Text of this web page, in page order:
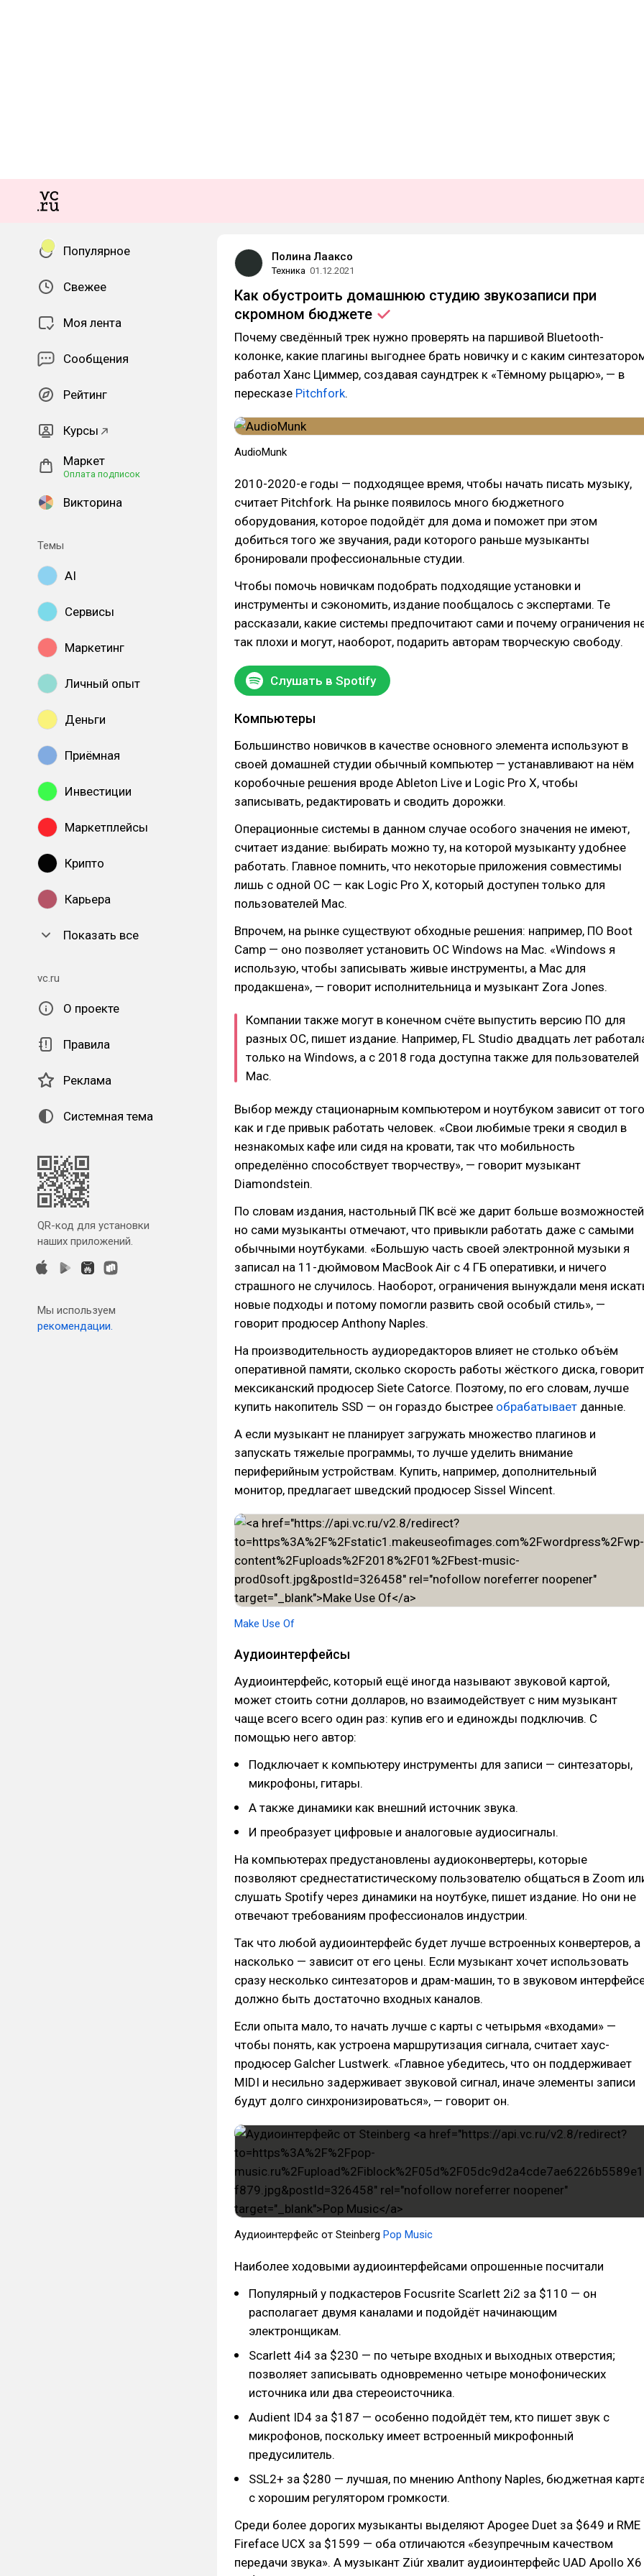
Популярное
Свежее
Моя лента
Сообщения
Рейтинг
Курсы
Маркет
Оплата подписок
Викторина
Темы
AI
Сервисы
Маркетинг
Личный опыт
Деньги
Приёмная
Инвестиции
Маркетплейсы
Крипто
Карьера
Показать все
vc.ru
О проекте
Правила
Реклама
Системная тема
QR-код для установки
наших приложений.
Мы используем
рекомендации.
Полина Лааксо
Техника 01.12.2021
Как обустроить домашнюю студию звукозаписи при
скромном бюджете
Почему сведённый трек нужно проверять на паршивой Bluetooth-
колонке, какие плагины выгоднее брать новичку и с каким
работал Ханс Циммер, создавая саундтрек к «Тёмному рыцарю», — в
пересказе Pitchfork.
AudioMunk
2010-2020-е годы — подходящее время, чтобы начать писать музыку,
считает Pitchfork. На рынке появилось много бюджетного
оборудования, которое подойдёт для дома и поможет при этом
добиться того же звучания, ради которого раньше музыканты
бронировали профессиональные студии.
Чтобы помочь новичкам подобрать подходящие установки и
инструменты и сэкономить, издание пообщалось с экспертами. Те
рассказали, какие системы предпочитают сами и почему ограничения
так плохи и могут, наоборот, подарить авторам творческую свободу.
Слушать в Spotify
Компьютеры
Большинство новичков в качестве основного элемента используют в
своей домашней студии обычный компьютер — устанавливают на нём
коробочные решения вроде Ableton Live и Logic Pro X, чтобы
записывать, редактировать и сводить дорожки.
Операционные системы в данном случае особого значения не имеют,
считает издание: выбирать можно ту, на которой музыканту удобнее
работать. Главное помнить, что некоторые приложения совместимы
лишь с одной ОС — как Logic Pro X, который доступен только для
пользователей Mac.
Впрочем, на рынке существуют обходные решения: например, ПО Boot
Camp — оно позволяет установить ОС Windows на Mac. «Windows я
использую, чтобы записывать живые инструменты, а Mac для
продакшена», — говорит исполнительница и музыкант Zora Jones.
Компании также могут в конечном счёте выпустить версию ПО для
разных ОС, пишет издание. Например, FL Studio двадцать лет
только на Windows, а с 2018 года доступна также для пользователей
Mac.
Выбор между стационарным компьютером и ноутбуком зависит от
как и где привык работать человек. «Свои любимые треки я сводил в
незнакомых кафе или сидя на кровати, так что мобильность
определённо способствует творчеству», — говорит музыкант
Diamondstein.
По словам издания, настольный ПК всё же дарит больше
но сами музыканты отмечают, что привыкли работать даже с самыми
обычными ноутбуками. «Большую часть своей электронной музыки я
записал на 11-дюймовом MacBook Air с 4 ГБ оперативки, и ничего
страшного не случилось. Наоборот, ограничения вынуждали меня
новые подходы и потому помогли развить свой особый стиль», —
говорит продюсер Anthony Naples.
На производительность аудиоредакторов влияет не столько объём
оперативной памяти, сколько скорость работы жёсткого диска, говорит
мексиканский продюсер Siete Catorce. Поэтому, по его словам, лучше
купить накопитель SSD — он гораздо быстрее обрабатывает данные.
А если музыкант не планирует загружать множество плагинов и
запускать тяжелые программы, то лучше уделить внимание
периферийным устройствам. Купить, например, дополнительный
монитор, предлагает шведский продюсер Sissel Wincent.
Make Use Of
Аудиоинтерфейсы
Аудиоинтерфейс, который ещё иногда называют звуковой картой,
может стоить сотни долларов, но взаимодействует с ним музыкант
чаще всего всего один раз: купив его и единожды подключив. С
помощью него автор:
Подключает к компьютеру инструменты для записи — синтезаторы,
микрофоны, гитары.
А также динамики как внешний источник звука.
И преобразует цифровые и аналоговые аудиосигналы.
На компьютерах предустановлены аудиоконвертеры, которые
позволяют среднестатистическому пользователю общаться в Zoom
слушать Spotify через динамики на ноутбуке, пишет издание. Но они не
отвечают требованиям профессионалов индустрии.
Так что любой аудиоинтерфейс будет лучше встроенных конвертеров, а
насколько — зависит от его цены. Если музыкант хочет использовать
сразу несколько синтезаторов и драм-машин, то в звуковом
должно быть достаточно входных каналов.
Если опыта мало, то начать лучше с карты с четырьмя «входами» —
чтобы понять, как устроена маршрутизация сигнала, считает хаус-
продюсер Galcher Lustwerk. «Главное убедитесь, что он поддерживает
MIDI и несильно задерживает звуковой сигнал, иначе элементы записи
будут долго синхронизироваться», — говорит он.
Аудиоинтерфейс от Steinberg Pop Music
Наиболее ходовыми аудиоинтерфейсами опрошенные посчитали
Популярный у подкастеров Focusrite Scarlett 2i2 за $110 — он
располагает двумя каналами и подойдёт начинающим
электронщикам.
Scarlett 4i4 за $230 — по четыре входных и выходных отверстия;
позволяет записывать одновременно четыре монофонических
источника или два стереоисточника.
Audient ID4 за $187 — особенно подойдёт тем, кто пишет звук с
микрофонов, поскольку имеет встроенный микрофонный
предусилитель.
SSL2+ за $280 — лучшая, по мнению Anthony Naples, бюджетная
с хорошим регулятором громкости.
Среди более дорогих музыканты выделяют Apogee Duet за $649 и RME
Fireface UCX за $1599 — оба отличаются «безупречным качеством
передачи звука». А музыкант Ziúr хвалит аудиоинтерфейс UAD Apollo X6